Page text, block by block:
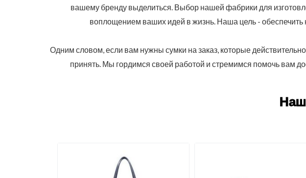
вашему бренду выделиться. Выбор нашей фабрики для
воплощением ваших идей в жизнь. Наша цель -
Одним словом, если вам нужны сумки на заказ, которые
принять. Мы гордимся своей работой и стремимся помочь вам